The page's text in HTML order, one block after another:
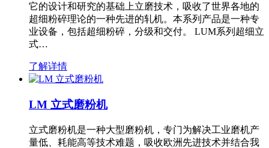
它的设计和研究的基础上立磨技术，吸收了世界各地的
超细粉碎理论的一种先进的轧机。本系列产品是一种专
业设备，包括超细粉碎，分级和交付。 LUM系列超细立
式…
了解详情
LM 立式磨粉机
立式磨粉机是一种大型磨粉机，专门为解决工业磨机产
量低、耗能高等技术难题，吸收欧洲先进技术并结合我